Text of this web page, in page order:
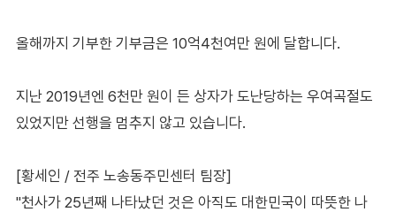
올해까지 기부한 기부금은 10억4천여만 원에 달합니다.
지난 2019년엔 6천만 원이 든 상자가 도난당하는 우여곡절도
있었지만 선행을 멈추지 않고 있습니다.
[황세인 / 전주 노송동주민센터 팀장]
"천사가 25년째 나타났던 것은 아직도 대한민국이 따뜻한 나